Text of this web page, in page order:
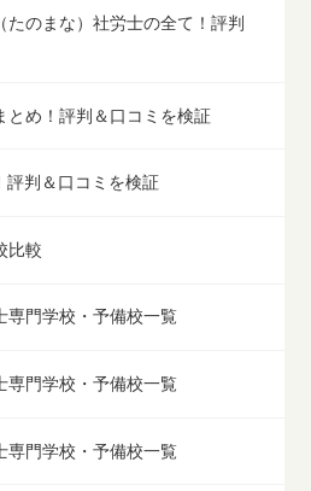
たのまな）社労士の全て！評判
とめ！評判＆口コミを検証
評判＆口コミを検証
比較
専門学校・予備校一覧
専門学校・予備校一覧
専門学校・予備校一覧